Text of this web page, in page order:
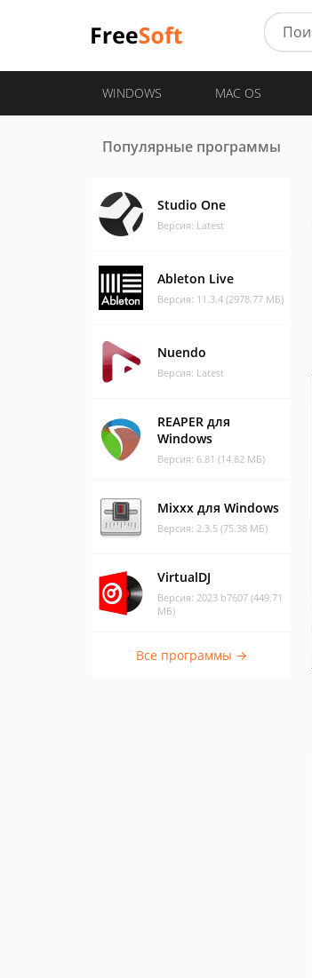
WINDOWS MAC OS
Популярные программы
Studio One
Версия: Latest
Ableton Live
Версия: 11.3.4 (2978.77 МБ)
Nuendo
Версия: Latest
REAPER для
Windows
Версия: 6.81 (14.82 МБ)
Mixxx для Windows
Версия: 2.3.5 (75.38 МБ)
VirtualDJ
Версия: 2023 b7607 (449.71
МБ)
Все программы →